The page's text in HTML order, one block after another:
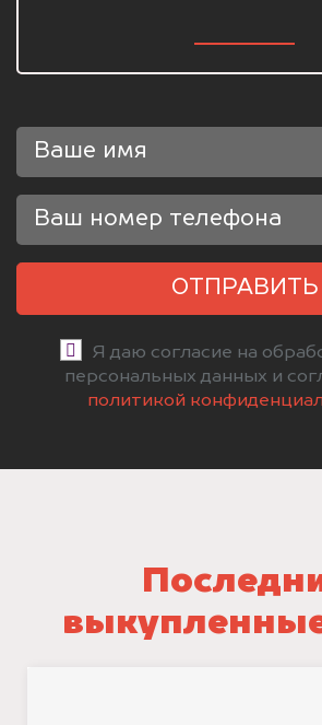
ОТПРАВИТЬ
Я даю согласие на
персональных данных и
политикой